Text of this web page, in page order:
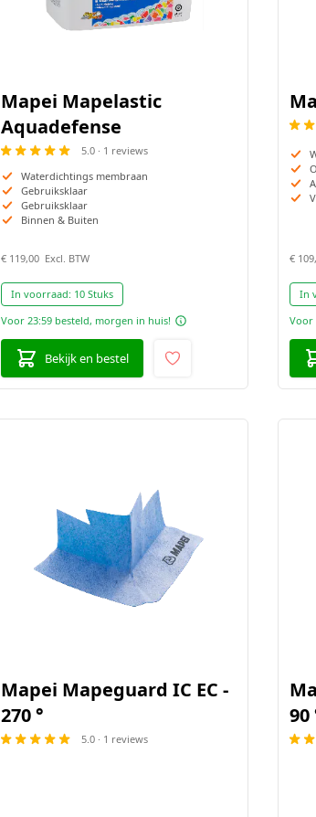
Mapei Mapelastic
Aquadefense
5.0 · 1 reviews
Waterdichtings membraan
Gebruiksklaar
Gebruiksklaar
Binnen & Buiten
€ 119,00
In voorraad: 10 Stuks
Voor 23:59 besteld, morgen in huis!
Bekijk en bestel
€
In
Voor
Mapei Mapeguard IC EC -
270 °
5.0 · 1 reviews
90